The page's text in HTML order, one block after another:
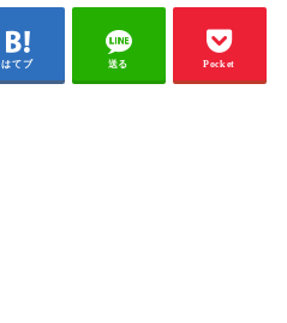
はてブ 送る Pocket